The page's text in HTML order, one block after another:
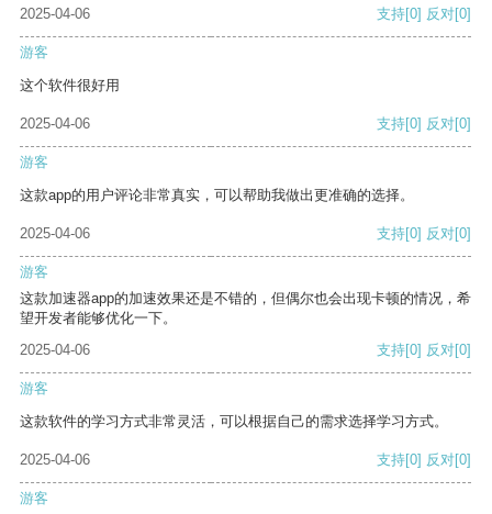
2025-04-06 支持[0] 反对[0]
游客
这个软件很好用
2025-04-06 支持[0] 反对[0]
游客
这款app的用户评论非常真实，可以帮助我做出更准确的选择。
2025-04-06 支持[0] 反对[0]
游客
这款加速器app的加速效果还是不错的，但偶尔也会出现卡顿的情况，希
望开发者能够优化一下。
2025-04-06
支持[0] 反对[0]
游客
这款软件的学习方式非常灵活，可以根据自己的需求选择学习方式。
2025-04-06 支持[0] 反对[0]
游客